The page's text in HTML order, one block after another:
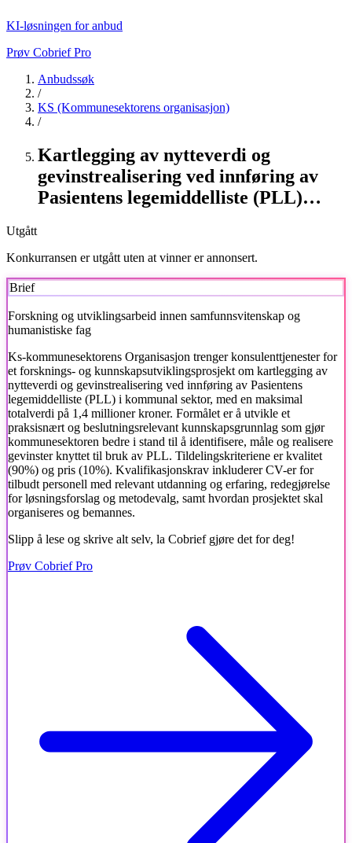
KI-løsningen for anbud
Prøv Cobrief Pro
Anbudssøk
/
KS (Kommunesektorens organisasjon)
/
Kartlegging av nytteverdi og
gevinstrealisering ved innføring av
Pasientens legemiddelliste (PLL)…
Utgått
Konkurransen er utgått uten at vinner er annonsert.
Brief
Forskning og utviklingsarbeid innen samfunnsvitenskap og
humanistiske fag
Ks-kommunesektorens Organisasjon trenger konsulenttjenester for
et forsknings- og kunnskapsutviklingsprosjekt om kartlegging av
nytteverdi og gevinstrealisering ved innføring av Pasientens
legemiddelliste (PLL) i kommunal sektor, med en maksimal
totalverdi på 1,4 millioner kroner. Formålet er å utvikle et
praksisnært og beslutningsrelevant kunnskapsgrunnlag som gjør
kommunesektoren bedre i stand til å identifisere, måle og realisere
gevinster knyttet til bruk av PLL. Tildelingskriteriene er kvalitet
(90%) og pris (10%). Kvalifikasjonskrav inkluderer CV-er for
tilbudt personell med relevant utdanning og erfaring, redegjørelse
for løsningsforslag og metodevalg, samt hvordan prosjektet skal
organiseres og bemannes.
Slipp å lese og skrive alt selv, la Cobrief gjøre det for deg!
Prøv Cobrief Pro